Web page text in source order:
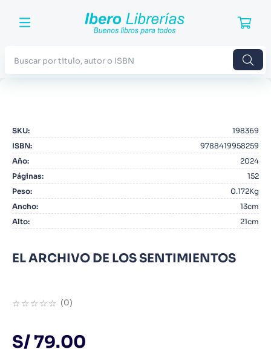
SKU:
198369
ISBN:
9788419958259
Año:
2024
Páginas:
152
Peso:
0.172Kg
Ancho:
13cm
Alto: 21cm
EL ARCHIVO DE LOS SENTIMIENTOS
☆☆☆☆☆ (0)
S/79.00
2. Blue Lock
3.
4. Odisea
5. Manga
6.
8 . Noches Blancas
10. Warhammer